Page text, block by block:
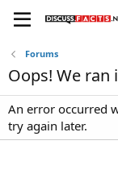
Forums
Oops! We
An error occurred
try again later.